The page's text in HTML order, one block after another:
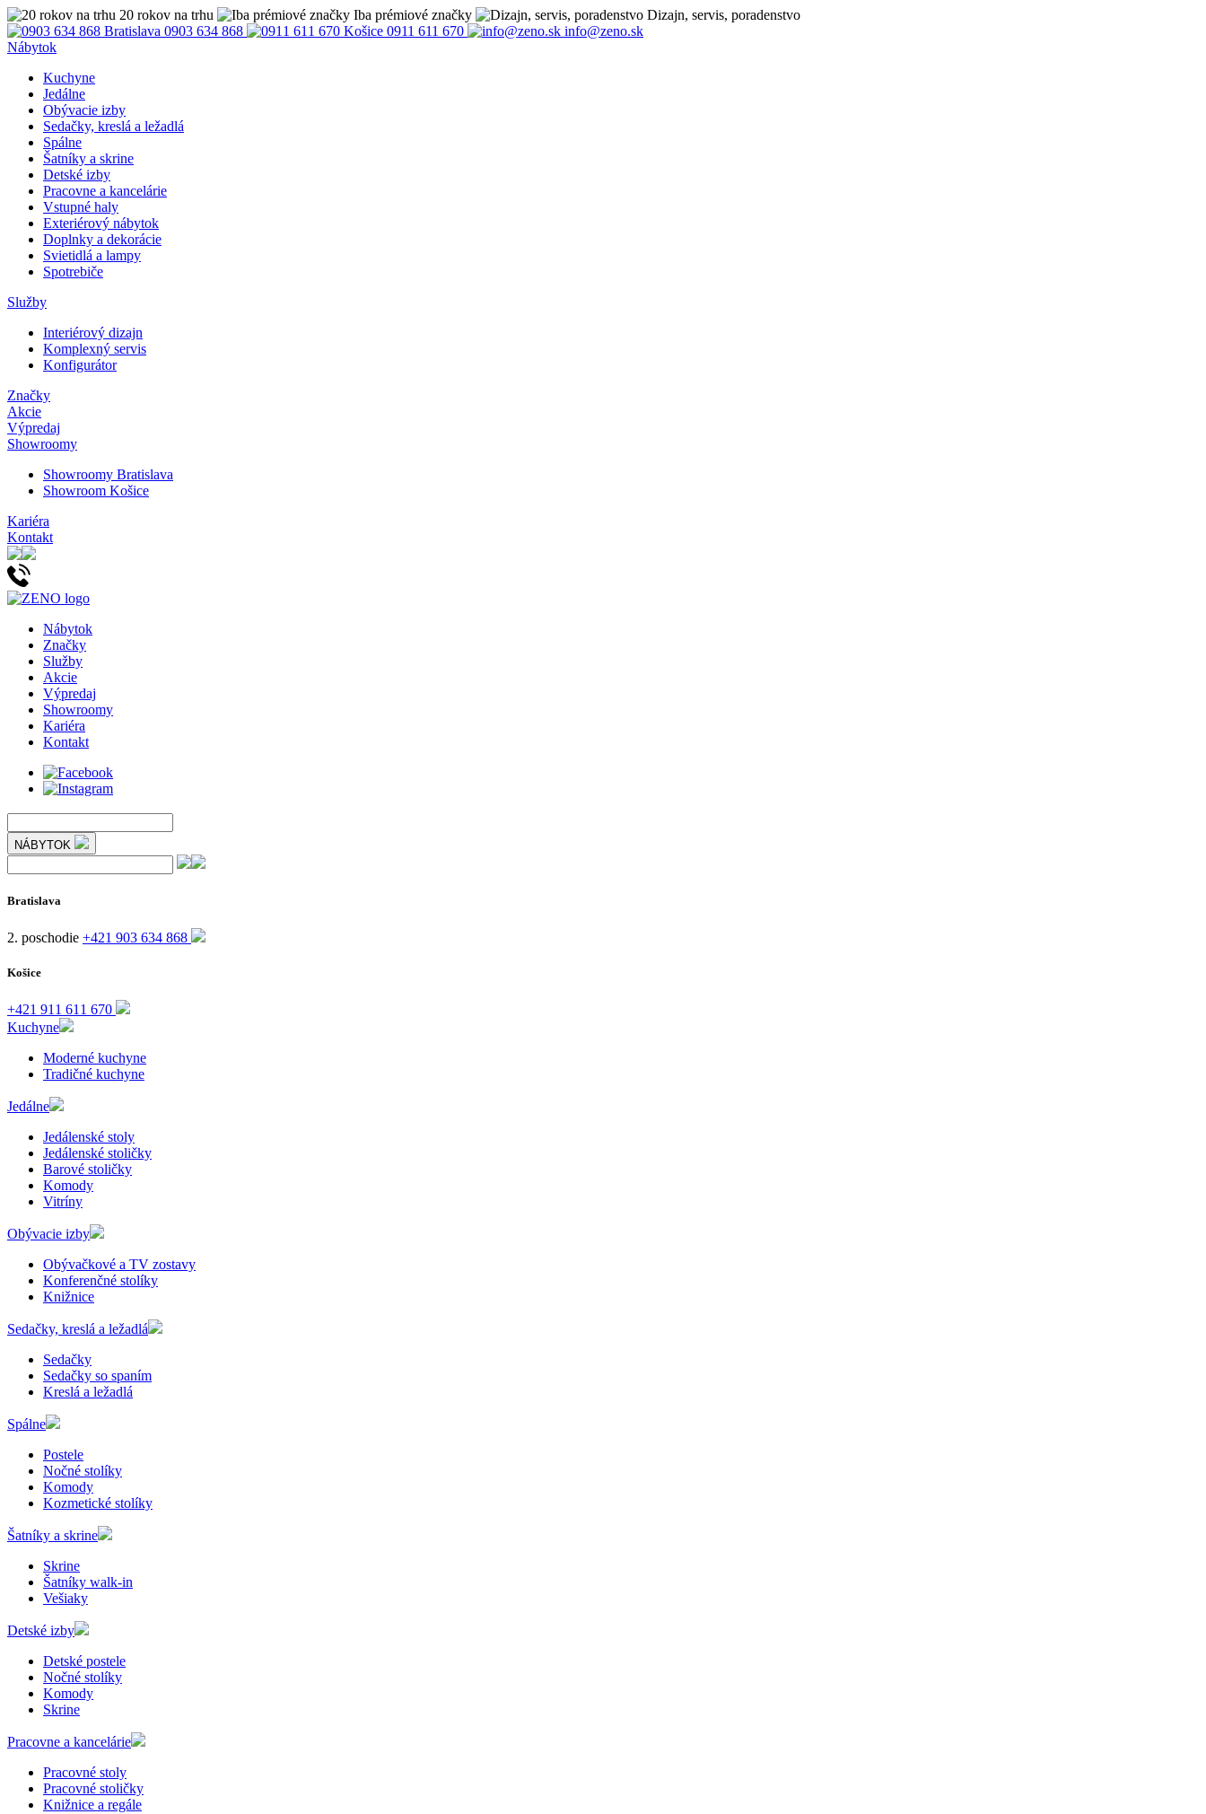
20 rokov na trhu Iba prémiové značky
Dizajn, servis, poradenstvo
Bratislava 0903 634 868 Košice 0911 611 670
info@zeno.sk
Nábytok
Kuchyne
Jedálne
Obývacie izby
Sedačky, kreslá a ležadlá
Spálne
Šatníky a skrine
Detské izby
Pracovne a kancelárie
Vstupné haly
Exteriérový nábytok
Doplnky a dekorácie
Svietidlá a lampy
Spotrebiče
Služby
Interiérový dizajn
Komplexný servis
Konfigurátor
Značky
Akcie
Výpredaj
Showroomy
Showroomy Bratislava
Showroom Košice
Kariéra
Kontakt
Nábytok
Značky
Služby
Akcie
Výpredaj
Showroomy
Kariéra
Kontakt
NÁBYTOK
Bratislava
2. poschodie +421 903 634 868
Košice
+421 911 611 670
Kuchyne
Moderné kuchyne
Tradičné kuchyne
Jedálne
Jedálenské stoly
Jedálenské stoličky
Barové stoličky
Komody
Vitríny
Obývacie izby
Obývačkové a TV zostavy
Konferenčné stolíky
Knižnice
Sedačky, kreslá a ležadlá
Sedačky
Sedačky so spaním
Kreslá a ležadlá
Spálne
Postele
Nočné stolíky
Komody
Kozmetické stolíky
Šatníky a skrine
Skrine
Šatníky walk-in
Vešiaky
Detské izby
Detské postele
Nočné stolíky
Komody
Skrine
Pracovne a kancelárie
Pracovné stoly
Pracovné stoličky
Knižnice a regále